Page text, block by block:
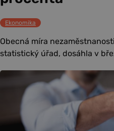
Ekonomika
Obecná míra
statistický úřad, dosáhla v